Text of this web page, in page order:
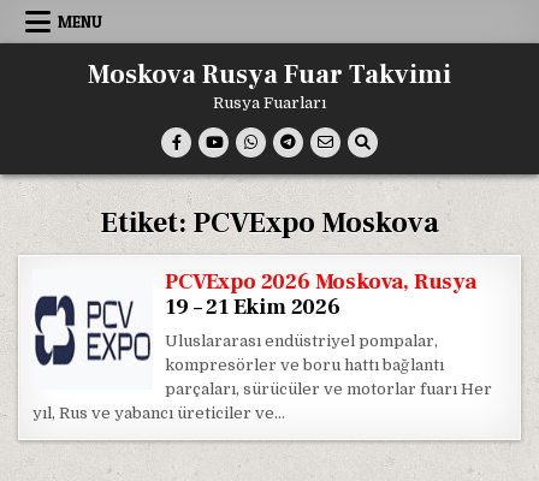
Skip
MENU
Moskova Rusya Fuar Takvimi
Rusya Fuarları
Etiket: PCVExpo Moskova
PCVExpo 2026 Moskova, Rusya
19 – 21 Ekim 2026
Uluslararası endüstriyel pompalar,
kompresörler ve boru hattı bağlantı
parçaları, sürücüler ve motorlar fuarı Her
yıl, Rus ve yabancı üreticiler ve…